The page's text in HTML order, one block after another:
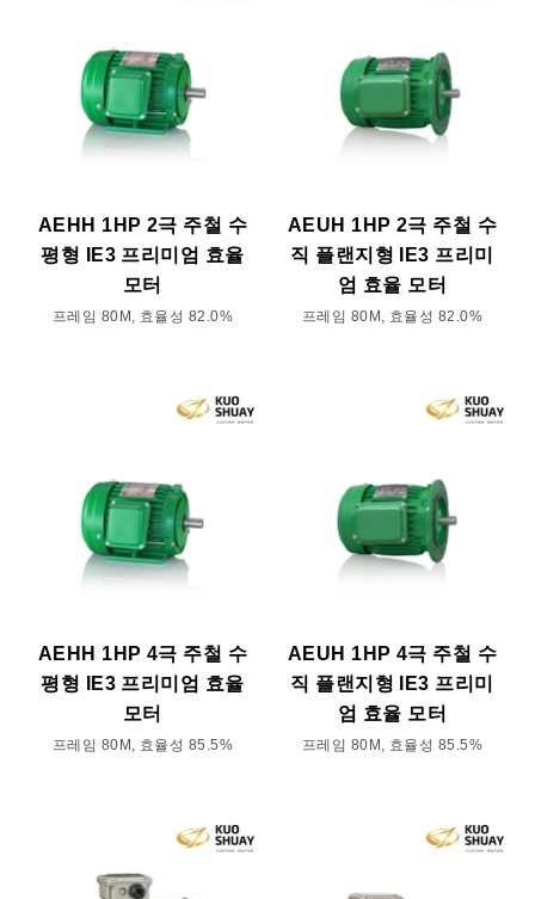
AEHH 1HP 2극 주철 수
평형 IE3 프리미엄 효율
모터
프레임 80M, 효율성 82.0%
AEUH 1HP 2극 주철 수
직 플랜지형 IE3 프리미
엄 효율 모터
프레임 80M, 효율성 82.0%
AEHH 1HP 4극 주철 수
평형 IE3 프리미엄 효율
모터
프레임 80M, 효율성 85.5%
AEUH 1HP 4극 주철 수
직 플랜지형 IE3 프리미
엄 효율 모터
프레임 80M, 효율성 85.5%